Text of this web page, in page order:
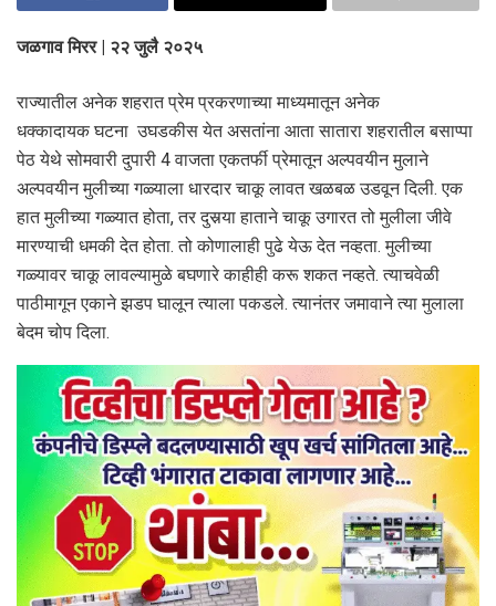
जळगाव मिरर | २२ जुलै २०२५
राज्यातील अनेक शहरात प्रेम प्रकरणाच्या माध्यमातून अनेक
धक्कादायक घटना उघडकीस येत असतांना आता सातारा शहरातील बसाप्पा
पेठ येथे सोमवारी दुपारी 4 वाजता एकतर्फी प्रेमातून अल्पवयीन मुलाने
अल्पवयीन मुलीच्या गळ्याला धारदार चाकू लावत खळबळ उडवून दिली. एक
हात मुलीच्या गळ्यात होता, तर दुसर्‍या हाताने चाकू उगारत तो मुलीला जीवे
मारण्याची धमकी देत होता. तो कोणालाही पुढे येऊ देत नव्हता. मुलीच्या
गळ्यावर चाकू लावल्यामुळे बघणारे काहीही करू शकत नव्हते. त्याचवेळी
पाठीमागून एकाने झडप घालून त्याला पकडले. त्यानंतर जमावाने त्या मुलाला
बेदम चोप दिला.